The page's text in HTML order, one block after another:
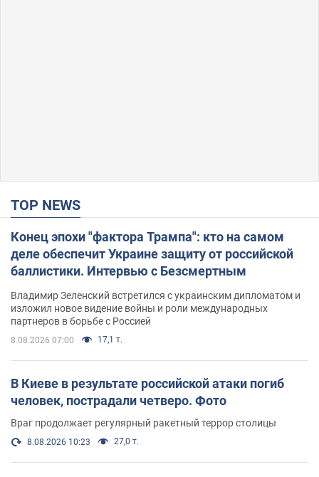
TOP NEWS
Конец эпохи "фактора Трампа": кто на самом
деле обеспечит Украине защиту от российской
баллистики. Интервью с Безсмертным
Владимир Зеленский встретился с украинским дипломатом и
изложил новое видение войны и роли международных
партнеров в борьбе с Россией
8.08.2026 07:00 17,1 т.
В Киеве в результате российской атаки погиб
человек, пострадали четверо. Фото
Враг продолжает регулярный ракетный террор столицы
8.08.2026 10:23 27,0 т.